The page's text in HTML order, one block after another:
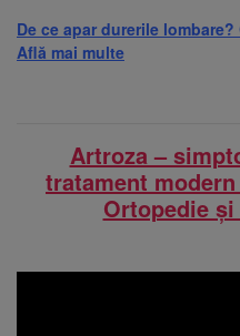
De ce apar durerile
Află mai multe
Artroza –
tratament
Ortopedie